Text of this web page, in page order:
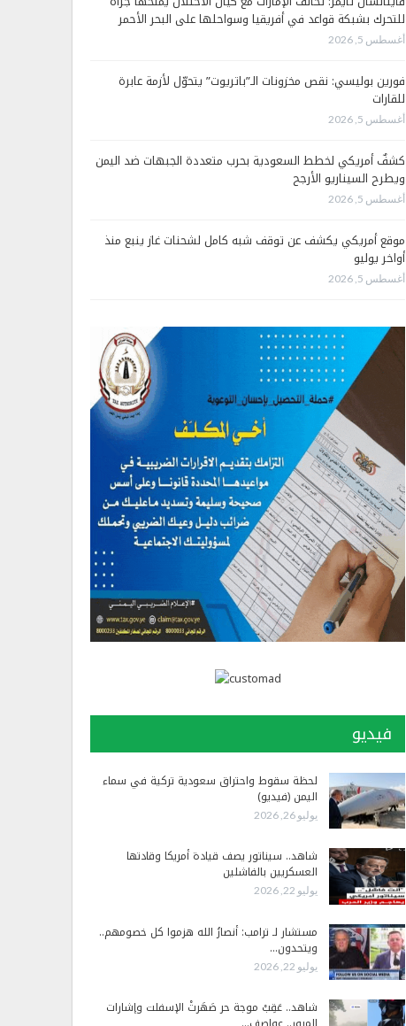
للتحرك بشبكة قواعد في أفريقيا وسواحلها على البحر الأحمر
أغسطس 5, 2026
فورين بوليسي: نقص مخزونات الـ”باتريوت” يتحوّل لأزمة عابرة
للقارات
أغسطس 5, 2026
كشفٌ أمريكي لخطط السعودية بحرب متعددة الجبهات ضد اليمن
ويطرح السيناريو الأرجح
أغسطس 5, 2026
موقع أمريكي يكشف عن توقف شبه كامل لشحنات غاز ينبع منذ
أواخر يوليو
أغسطس 5, 2026
فيديو
لحظة سقوط واحتراق سعودية تركية في سماء
اليمن (فيديو)
يوليو 26, 2026
شاهد.. سيناتور يصف قيادة أمريكا وقادتها
العسكريين بالفاشلين
يوليو 22, 2026
مستشار لـ ترامب: أنصارُ الله هزموا كل خصومهم..
ويتحدون…
يوليو 22, 2026
شاهد.. عَقِبْ موجة حر صَهَرتْ الإسفلت وإشارات